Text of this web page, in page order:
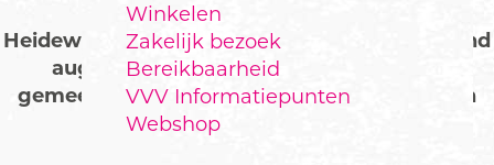
Winkelen
Zakelijk bezoek
Bereikbaarheid
VVV Informatiepunten
Webshop
Heideweek Ede is een jaarlijkse feestweek eind
augustus waarin in alle dorpen van de
gemeente Ede grote en kleine evenementen
plaatsvinden voor jong en oud.